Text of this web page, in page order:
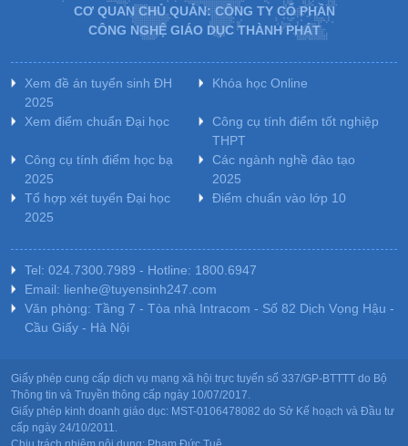
CƠ QUAN CHỦ QUẢN: CÔNG TY CỔ PHẦN
CÔNG NGHỆ GIÁO DỤC THÀNH PHÁT
Xem đề án tuyển sinh ĐH
2025
Khóa học Online
Xem điểm chuẩn Đại học
Công cụ tính điểm tốt nghiệp
THPT
Công cụ tính điểm học bạ
2025
Các ngành nghề đào tạo
2025
Tổ hợp xét tuyển Đại học
2025
Điểm chuẩn vào lớp 10
Tel: 024.7300.7989 - Hotline: 1800.6947
Email: lienhe@tuyensinh247.com
Văn phòng: Tầng 7 - Tòa nhà Intracom - Số 82 Dịch Vọng Hậu -
Cầu Giấy - Hà Nội
Giấy phép cung cấp dịch vụ mạng xã hội trực tuyến số 337/GP-BTTTT do Bộ
Thông tin và Truyền thông cấp ngày 10/07/2017.
Giấy phép kinh doanh giáo dục: MST-0106478082 do Sở Kế hoạch và Đầu tư
cấp ngày 24/10/2011.